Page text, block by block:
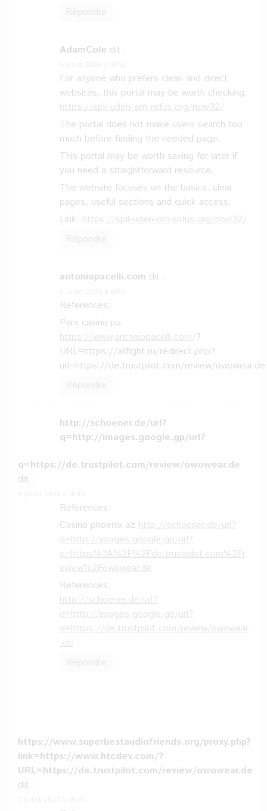
AdamCole dit :
For anyone who prefers clean and direct
websites, this portal may be worth checking:
https://spil-uden-om-rofus.org/now32/
The portal does not make users search too
much before finding the needed page.
This portal may be worth saving for later if
you need a straightforward resource.
The website focuses on the basics: clear
pages, useful sections and quick access.
Link: https://spil-uden-om-rofus.org/now32/
antoniopacelli.com dit :
References:
Parx casino pa
https://www.antoniopacelli.com/?
URL=https://allfight.ru/redirect.php?
url=https://de.trustpilot.com/review/owowear.de
http://schoener.de/url?
q=http://images.google.gp/url?
q=https://de.trustpilot.com/review/owowear.de
dit :
References:
Casino phoenix az http://schoener.de/url?
q=http://images.google.gp/url?
q=https%3A%2F%2Fde.trustpilot.com%2Fr
eview%2Fowowear.de
References:
http://schoener.de/url?
q=http://images.google.gp/url?
q=https://de.trustpilot.com/review/owowear
.de
https://www.superbestaudiofriends.org/proxy.php?
link=https://www.htcdev.com/?
URL=https://de.trustpilot.com/review/owowear.de
dit :